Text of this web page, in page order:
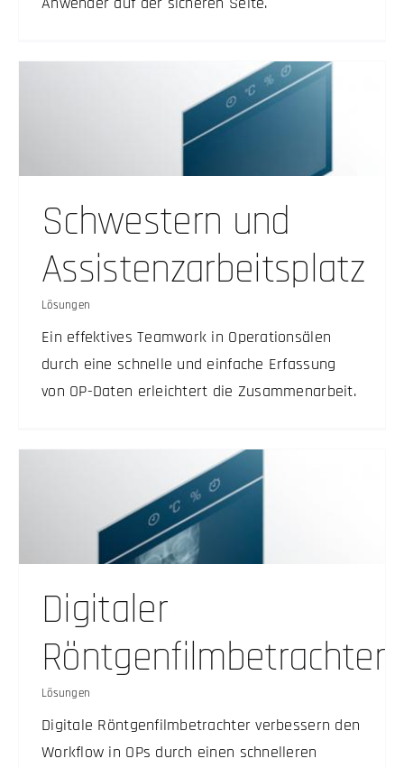
Schwestern und
Assistenzarbeitsplatz
Lösungen
Ein effektives Teamwork in Operationsälen
durch eine schnelle und einfache Erfassung
von OP-Daten erleichtert die Zusammenarbeit.
Digitaler
Röntgenfilmbetrachter
Lösungen
Digitale Röntgenfilmbetrachter verbessern den
Workflow in OPs durch einen schnelleren